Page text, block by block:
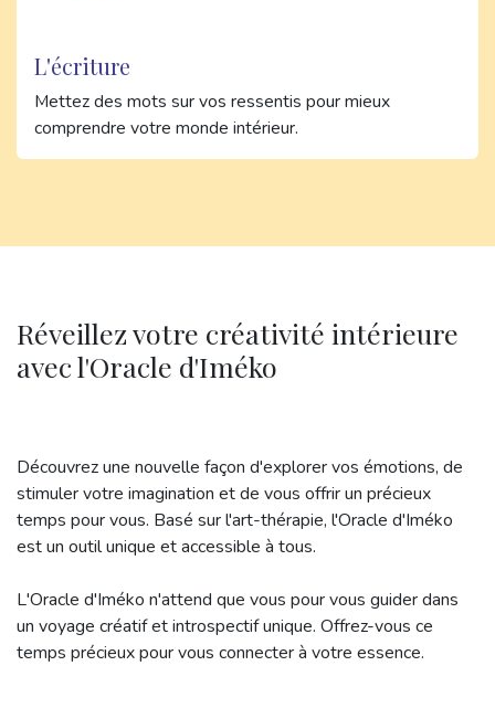
L'écriture
Mettez des mots sur vos ressentis pour mieux
comprendre votre monde intérieur.
Réveillez votre créativité intérieure
avec l'Oracle d'Iméko
Découvrez une nouvelle façon d'explorer vos émotions, de
stimuler votre imagination et de vous offrir un précieux
temps pour vous. Basé sur l'art-thérapie, l'Oracle d'Iméko
est un outil unique et accessible à tous.
L'Oracle d'Iméko n'attend que vous pour vous guider dans
un voyage créatif et introspectif unique. Offrez-vous ce
temps précieux pour vous connecter à votre essence.